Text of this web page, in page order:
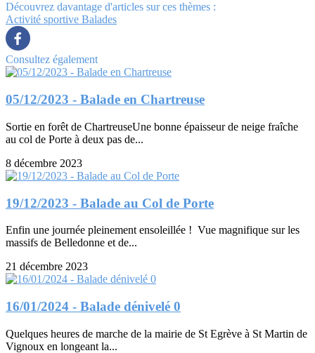
Découvrez davantage d'articles sur ces thèmes :
Activité sportive Balades
Consultez également
05/12/2023 - Balade en Chartreuse
Sortie en forêt de ChartreuseUne bonne épaisseur de neige fraîche
au col de Porte à deux pas de...
8 décembre 2023
19/12/2023 - Balade au Col de Porte
Enfin une journée pleinement ensoleillée ! Vue magnifique sur les
massifs de Belledonne et de...
21 décembre 2023
16/01/2024 - Balade dénivelé 0
Quelques heures de marche de la mairie de St Egrève à St Martin de
Vignoux en longeant la...